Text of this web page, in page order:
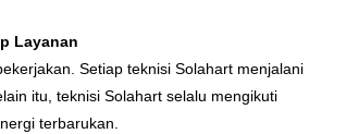
Layanan
Setiap teknisi Solahart menjalani
itu, teknisi Solahart selalu mengikuti
terbarukan.